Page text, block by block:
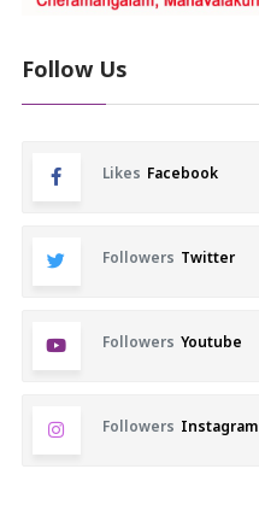
Follow Us
Likes Facebook
Followers Twitter
Followers Youtube
Followers Instagram